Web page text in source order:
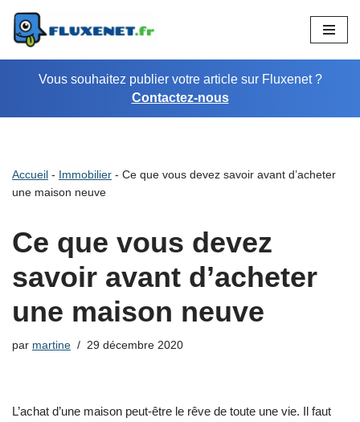
Aller
au
contenuVous souhaitez publier votre article sur Fluxenet ?
Contactez-nous
Accueil - Immobilier - Ce que vous devez savoir avant d’acheter
une maison neuve
Ce que vous devez
savoir avant d’acheter
une maison neuve
par martine 29 décembre 2020
L’achat d’une maison peut-être le rêve de toute une vie. Il faut